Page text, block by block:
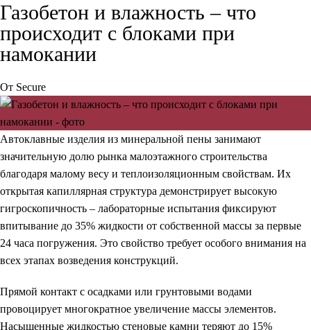
Газобетон и влажность – что
происходит с блоками при
намокании
От Secure
Автоклавные изделия из минеральной пены занимают
значительную долю рынка малоэтажного строительства
благодаря малому весу и теплоизоляционным свойствам. Их
открытая капиллярная структура демонстрирует высокую
гигроскопичность – лабораторные испытания фиксируют
впитывание до 35% жидкости от собственной массы за первые
24 часа погружения. Это свойство требует особого внимания на
всех этапах возведения конструкций.
Прямой контакт с осадками или грунтовыми водами
провоцирует многократное увеличение массы элементов.
Насыщенные жидкостью стеновые камни теряют до 15%